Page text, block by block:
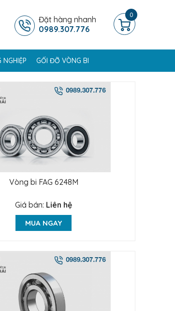
Đặt hàng nhanh
0989.307.776
0
NGHIỆP GỐI ĐỠ VÒNG BI
Vòng bi FAG 6248M
Giá bán: Liên hệ
MUA NGAY